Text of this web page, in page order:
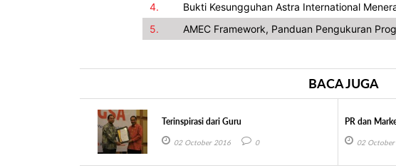
4.
Bukti Kesungguhan Astra International
5.
AMEC Framework, Panduan Pengukuran
BACA JUGA
Terinspirasi dari Guru
02 October 2016 0
PR dan
02